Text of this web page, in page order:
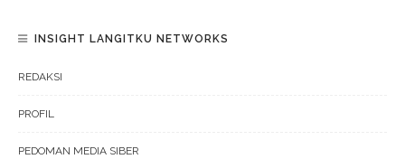
INSIGHT LANGITKU NETWORKS
REDAKSI
PROFIL
PEDOMAN MEDIA SIBER